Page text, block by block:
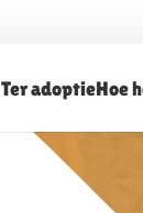
Ter adoptieHoe